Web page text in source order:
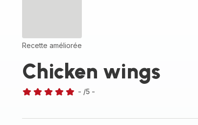
Recette améliorée
Chicken wings
étoiles
- /5 -